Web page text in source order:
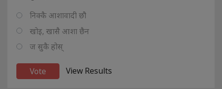
निक्कै आशावादी छौ
खोइ, खासै आशा छैन
ज सुकै होस्
View Results